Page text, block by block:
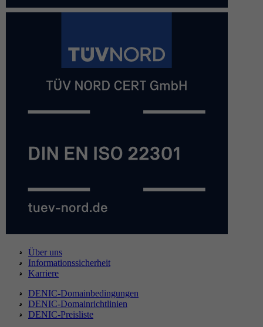
Über uns
Informationssicherheit
Karriere
DENIC-Domainbedingungen
DENIC-Domainrichtlinien
DENIC-Preisliste